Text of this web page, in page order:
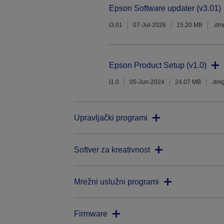
Epson Software updater (v3.01)
i3.01 07-Jul-2026 15.20 MB
Epson Product Setup (v1.0)
i1.0 05-Jun-2024 24.07 MB
Upravljački programi
Softver za kreativnost
Mrežni uslužni programi
Firmware